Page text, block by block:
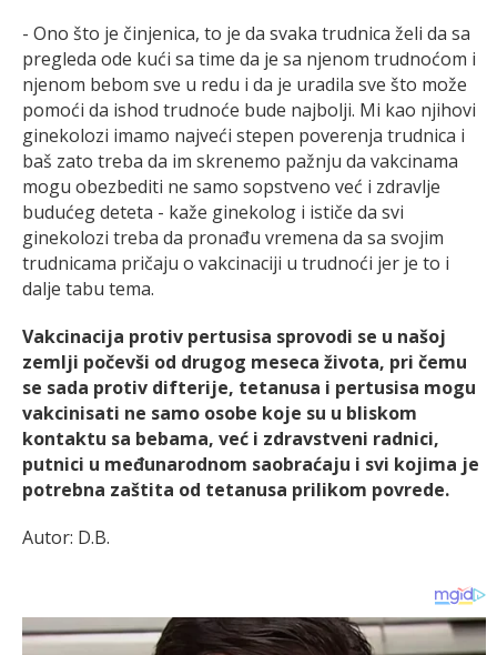
- Ono što je činjenica, to je da svaka trudnica želi da sa
pregleda ode kući sa time da je sa njenom trudnoćom i
njenom bebom sve u redu i da je uradila sve što može
pomoći da ishod trudnoće bude najbolji. Mi kao njihovi
ginekolozi imamo najveći stepen poverenja trudnica i
baš zato treba da im skrenemo pažnju da vakcinama
mogu obezbediti ne samo sopstveno već i zdravlje
budućeg deteta - kaže ginekolog i ističe da svi
ginekolozi treba da pronađu vremena da sa svojim
trudnicama pričaju o vakcinaciji u trudnoći jer je to i
dalje tabu tema.
Vakcinacija protiv pertusisa sprovodi se u našoj
zemlji počevši od drugog meseca života, pri čemu
se sada protiv difterije, tetanusa i pertusisa mogu
vakcinisati ne samo osobe koje su u bliskom
kontaktu sa bebama, već i zdravstveni radnici,
putnici u međunarodnom saobraćaju i svi kojima je
potrebna zaštita od tetanusa prilikom povrede.
Autor: D.B.